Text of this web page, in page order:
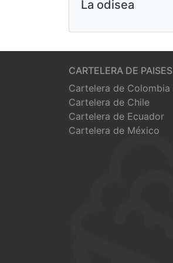
La odisea
CARTELERA DE PAISES
Cartelera de Colombia
Cartelera de Chile
Cartelera de Ecuador
Cartelera de México